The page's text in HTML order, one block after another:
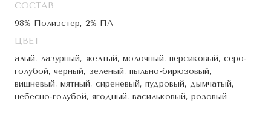
СОСТАВ
98% Полиэстер, 2% ПА
ЦВЕТ
алый, лазурный, желтый, молочный, персиковый, серо-
голубой, черный, зеленый, пыльно-бирюзовый,
вишневый, мятный, сиреневый, пудровый, дымчатый,
небесно-голубой, ягодный, васильковый, розовый